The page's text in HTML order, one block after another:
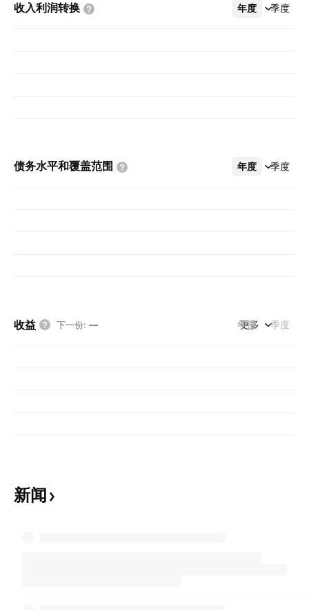
收入利润转换 年度 季度
更多
债务水平和覆盖范围 年度 季度
更多
收益 下一份: — 年度 季度
更多
新闻